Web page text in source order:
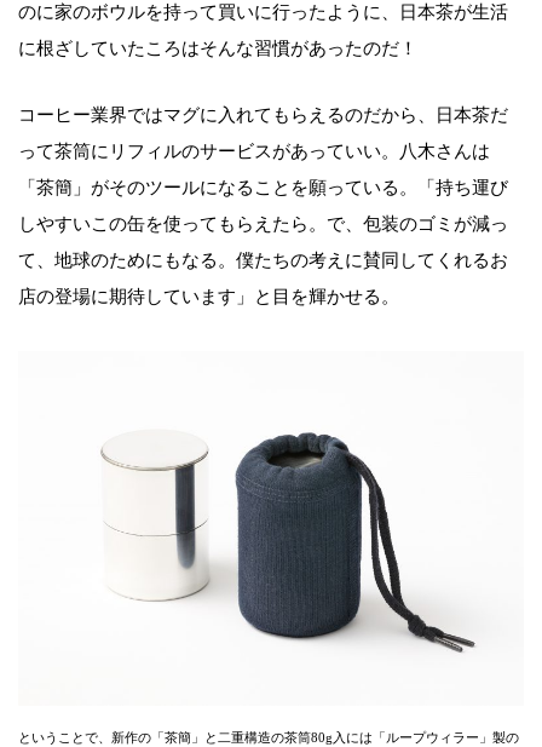
のに家のボウルを持って買いに行ったように、日本茶が生活
に根ざしていたころはそんな習慣があったのだ！
コーヒー業界ではマグに入れてもらえるのだから、日本茶だ
って茶筒にリフィルのサービスがあっていい。八木さんは
「茶簡」がそのツールになることを願っている。「持ち運び
しやすいこの缶を使ってもらえたら。で、包装のゴミが減っ
て、地球のためにもなる。僕たちの考えに賛同してくれるお
店の登場に期待しています」と目を輝かせる。
ということで、新作の「茶簡」と二重構造の茶筒80g入には「ループウィラー」製の